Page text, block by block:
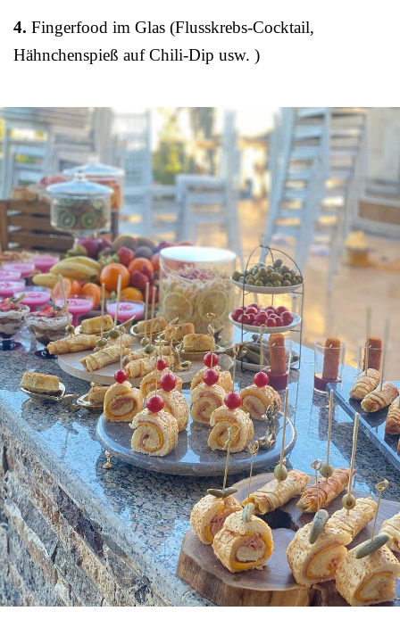
4. Fingerfood im Glas (Flusskrebs-Cocktail,
Hähnchenspieß auf Chili-Dip usw. )